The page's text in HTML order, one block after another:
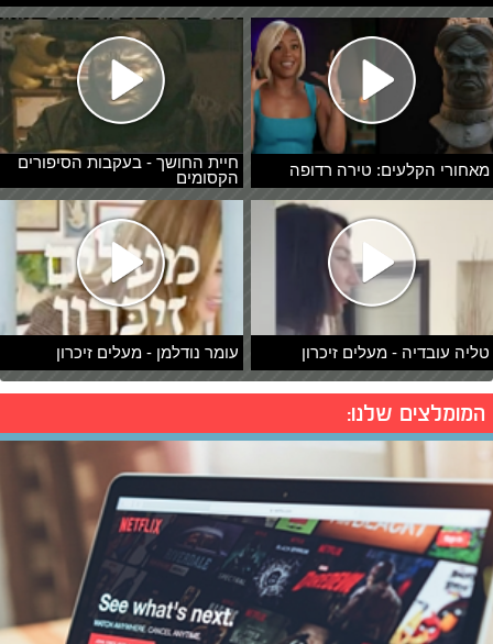
מאחורי הקלעים: טירה רדופה
חיית החושך - בעקבות הסיפורים
הקסומים
טליה עובדיה - מעלים זיכרון עומר נודלמן - מעלים זיכרון
המומלצים שלנו: